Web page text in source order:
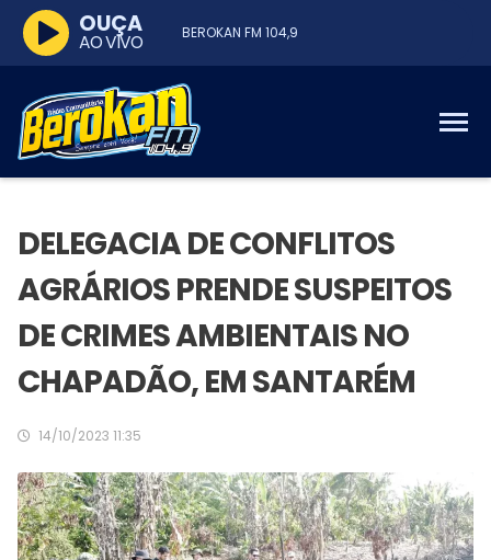
BEROKAN FM 104,9
OUÇA
AO VIVO
DELEGACIA DE CONFLITOS
AGRÁRIOS PRENDE SUSPEITOS
DE CRIMES AMBIENTAIS NO
CHAPADÃO, EM SANTARÉM
14/10/2023 11:35